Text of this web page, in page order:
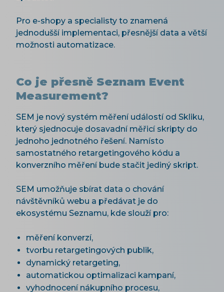
Pro e-shopy a specialisty to znamená
jednodušší implementaci, přesnější data a větší
možnosti automatizace.
Co je přesně Seznam Event
Measurement?
SEM je nový systém měření událostí od Skliku,
který sjednocuje dosavadní měřicí skripty do
jednoho jednotného řešení. Namísto
samostatného retargetingového kódu a
konverzního měření bude stačit jediný skript.
SEM umožňuje sbírat data o chování
návštěvníků webu a předávat je do
ekosystému Seznamu, kde slouží pro:
měření konverzí,
tvorbu retargetingových publik,
dynamický retargeting,
automatickou optimalizaci kampaní,
vyhodnocení nákupního procesu,